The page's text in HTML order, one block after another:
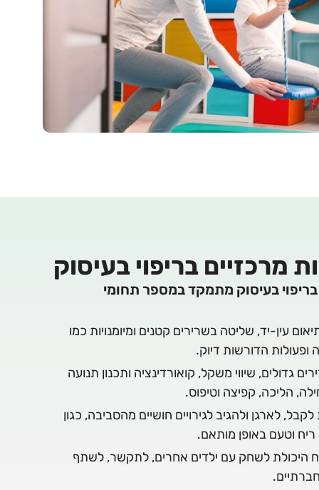
מרכזיים בריפוי בעיסוק
בריפוי בעיסוק מתמקד במספר תחומי
עין-יד, שליטה בשרירים קטנים ומיומנויות כמו
ופעולות הדורשות דיוק.
גדולים, שיווי משקל, קואורדינציה ותכנון תנועה
הליכה, קפיצה וטיפוס.
לארגן ולהגיב לגירויים חושיים מהסביבה, כגון
וטעם באופן מותאם.
היכולת לשחק עם ילדים אחרים, לתקשר, לשתף